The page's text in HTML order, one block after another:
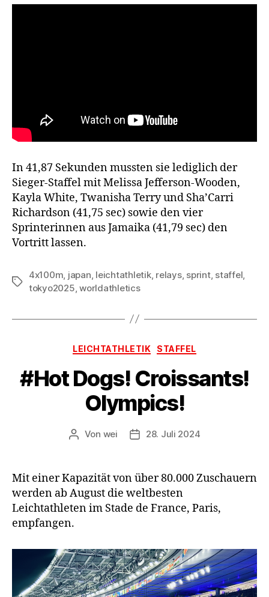
In 41,87 Sekunden mussten sie lediglich der
Sieger-Staffel mit Melissa Jefferson-Wooden,
Kayla White, Twanisha Terry und Sha’Carri
Richardson (41,75 sec) sowie den vier
Sprinterinnen aus Jamaika (41,79 sec) den
Vortritt lassen.
Schlagwörter
4x100m, japan, leichtathletik, relays, sprint, staffel,
tokyo2025,worldathletics
Kategorien
LEICHTATHLETIK STAFFEL
#Hot Dogs! Croissants!
Olympics!
Beitragsautor
Von wei Beitragsdatum
28. Juli 2024
Mit einer Kapazität von über 80.000 Zuschauern
werden ab August die weltbesten
Leichtathleten im Stade de France, Paris,
empfangen.